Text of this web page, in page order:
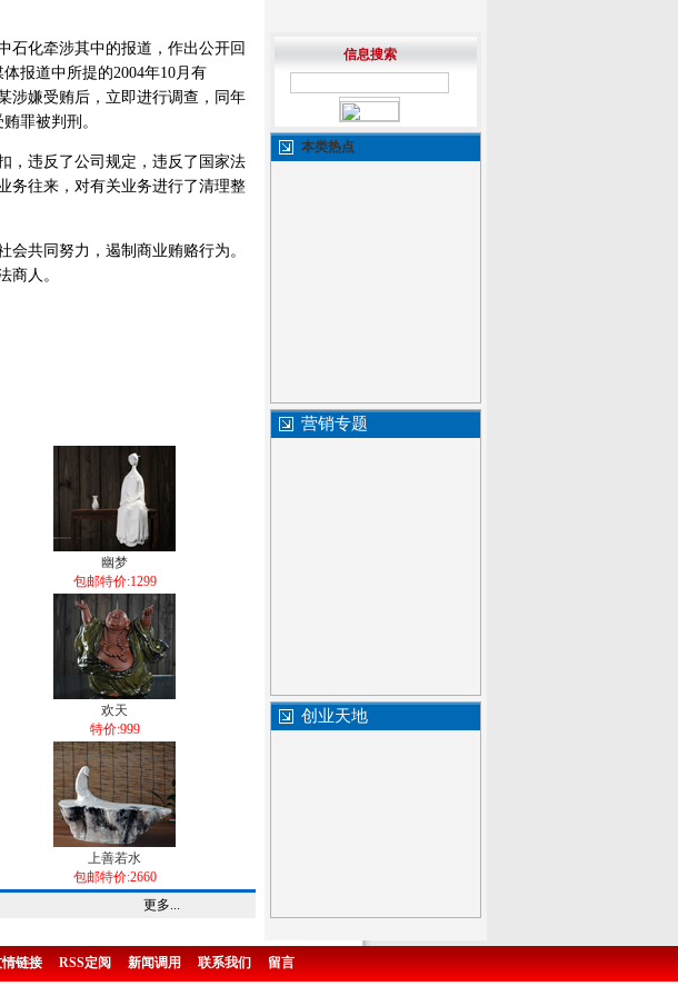
化牵涉其中的报道，作出公开回
报道中所提的2004年10月有
涉嫌受贿后，立即进行调查，同年
罪被判刑。
违反了公司规定，违反了国家法
务往来，对有关业务进行了清理整
共同努力，遏制商业贿赂行为。
商人。
幽梦
包邮特价:1299
欢天
特价:999
上善若水
包邮特价:2660
更多...
信息搜索
本类热点
营销专题
创业天地
链接 RSS定阅 新闻调用 联系我们 留言